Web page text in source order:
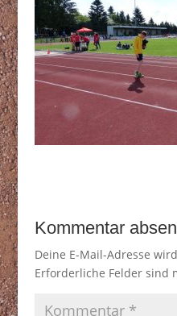
Kommentar
Deine E-Mail-Adresse
Erforderliche Felder sind